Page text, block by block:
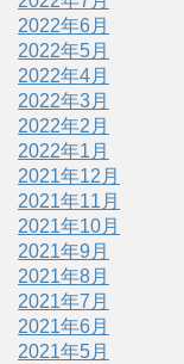
2022年6月
2022年5月
2022年4月
2022年3月
2022年2月
2022年1月
2021年12月
2021年11月
2021年10月
2021年9月
2021年8月
2021年7月
2021年6月
2021年5月